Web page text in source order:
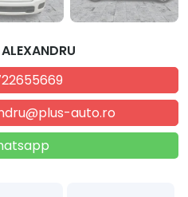
auto.ro